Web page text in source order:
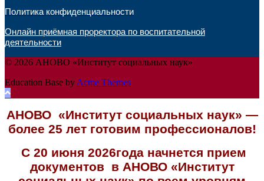
Политика конфиденциальности
Онлайн приёмная проректора по воспитательной
деятельности
© 2026 АНОВО «Институт социальных наук»
Education Base by Acme Themes
АНОВО «Институт социальных наук» —
более 25 лет готовим профессионалов!
С 20 июня 2026года начнется прием
документов в АНОВО «Институт